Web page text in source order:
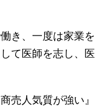
き、一度は家業を
て医師を志し、医
売人気質が強い』